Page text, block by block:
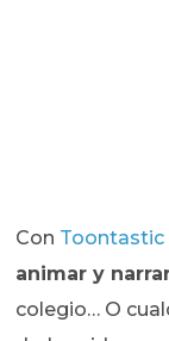
Con Toontastic
animar y
colegio… O